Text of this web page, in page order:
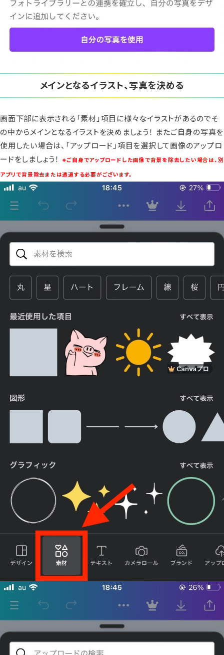
メインとなるイラスト、写真を決める
画面下部に表示される「素材」項目に様々なイラストがあるのでそ
の中からメインとなるイラストを決めましょう！ またご自身の写真を
使用したい場合は、「アップロード」項目を選択して画像のアップロ
ードをしましょう！
※ご自身でアップロードした画像で背景を除去したい場合は、別
アプリで背景除去または透過する必要がございます。